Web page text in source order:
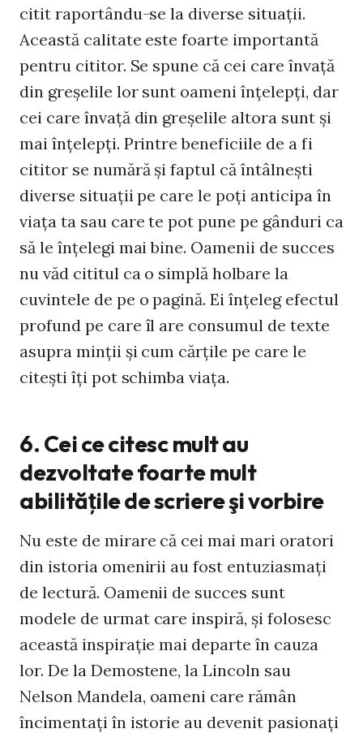
citit raportându-se la diverse situaţii.
Această calitate este foarte importantă
pentru cititor. Se spune că cei care învaţă
din greşelile lor sunt oameni înţelepţi, dar
cei care învaţă din greşelile altora sunt şi
mai înţelepţi. Printre beneficiile de a fi
cititor se numără şi faptul că întâlneşti
diverse situaţii pe care le poţi anticipa în
viaţa ta sau care te pot pune pe gânduri ca
să le înţelegi mai bine. Oamenii de succes
nu văd cititul ca o simplă holbare la
cuvintele de pe o pagină. Ei înţeleg efectul
profund pe care îl are consumul de texte
asupra minţii şi cum cărţile pe care le
citeşti îţi pot schimba viaţa.
6. Cei ce citesc mult au
dezvoltate foarte mult
abilităţile de scriere şi vorbire
Nu este de mirare că cei mai mari oratori
din istoria omenirii au fost entuziasmaţi
de lectură. Oamenii de succes sunt
modele de urmat care inspiră, şi folosesc
această inspiraţie mai departe în cauza
lor. De la Demostene, la Lincoln sau
Nelson Mandela, oameni care rămân
încimentaţi în istorie au devenit pasionaţi